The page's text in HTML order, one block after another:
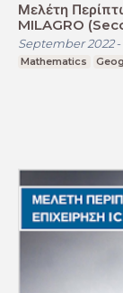
Μελέτη
MILAGRO
September 2022-
Mathematics